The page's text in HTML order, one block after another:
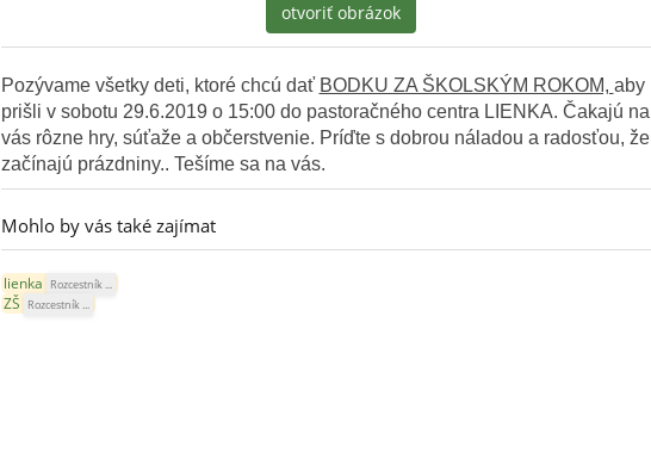
otvoriť obrázok
Pozývame všetky deti, ktoré chcú dať BODKU ZA ŠKOLSKÝM ROKOM, aby
prišli v sobotu 29.6.2019 o 15:00 do pastoračného centra LIENKA. Čakajú na
vás rôzne hry, súťaže a občerstvenie. Príďte s dobrou náladou a radosťou, že
začínajú prázdniny.. Tešíme sa na vás.
Mohlo by vás také zajímat
lienka Rozcestník ...
ZŠ Rozcestník ...